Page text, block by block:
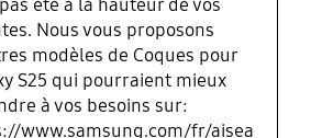
été à la hauteur de vos
Nous vous proposons
modèles de Coques pour
S25 qui pourraient mieux
à vos besoins sur:
www.samsung.com/fr/aisea